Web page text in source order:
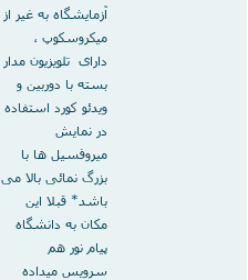
آزمایشگاه به غیر از
میکروسکوپ ،
دارای تلویزیون مدار
بسته با دوربین و
ویدئو کورد استفاده
در نمایش
میروفسیل ها با
بزرگ نمائی بالا می
باشد* قبلا این
مکان به دانشگاه
پیام نور هم
سرویس میداده